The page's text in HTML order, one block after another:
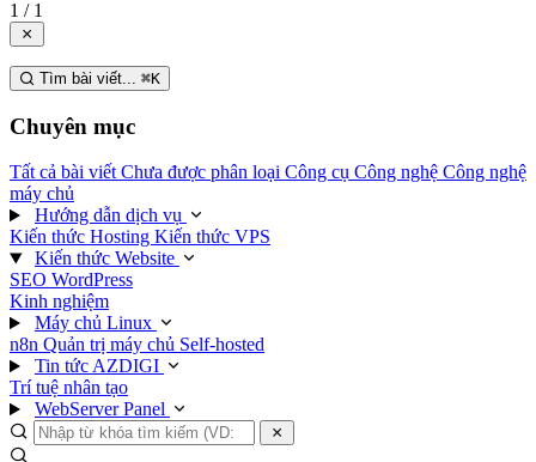
1 / 1
Tìm bài viết... ⌘K
Chuyên mục
Tất cả bài viết Chưa được phân loại Công cụ Công nghệ Công nghệ
máy chủ
Hướng dẫn dịch vụ
Kiến thức Hosting Kiến thức VPS
Kiến thức Website
SEO WordPress
Kinh nghiệm
Máy chủ Linux
n8n Quản trị máy chủ Self-hosted
Tin tức AZDIGI
Trí tuệ nhân tạo
WebServer Panel